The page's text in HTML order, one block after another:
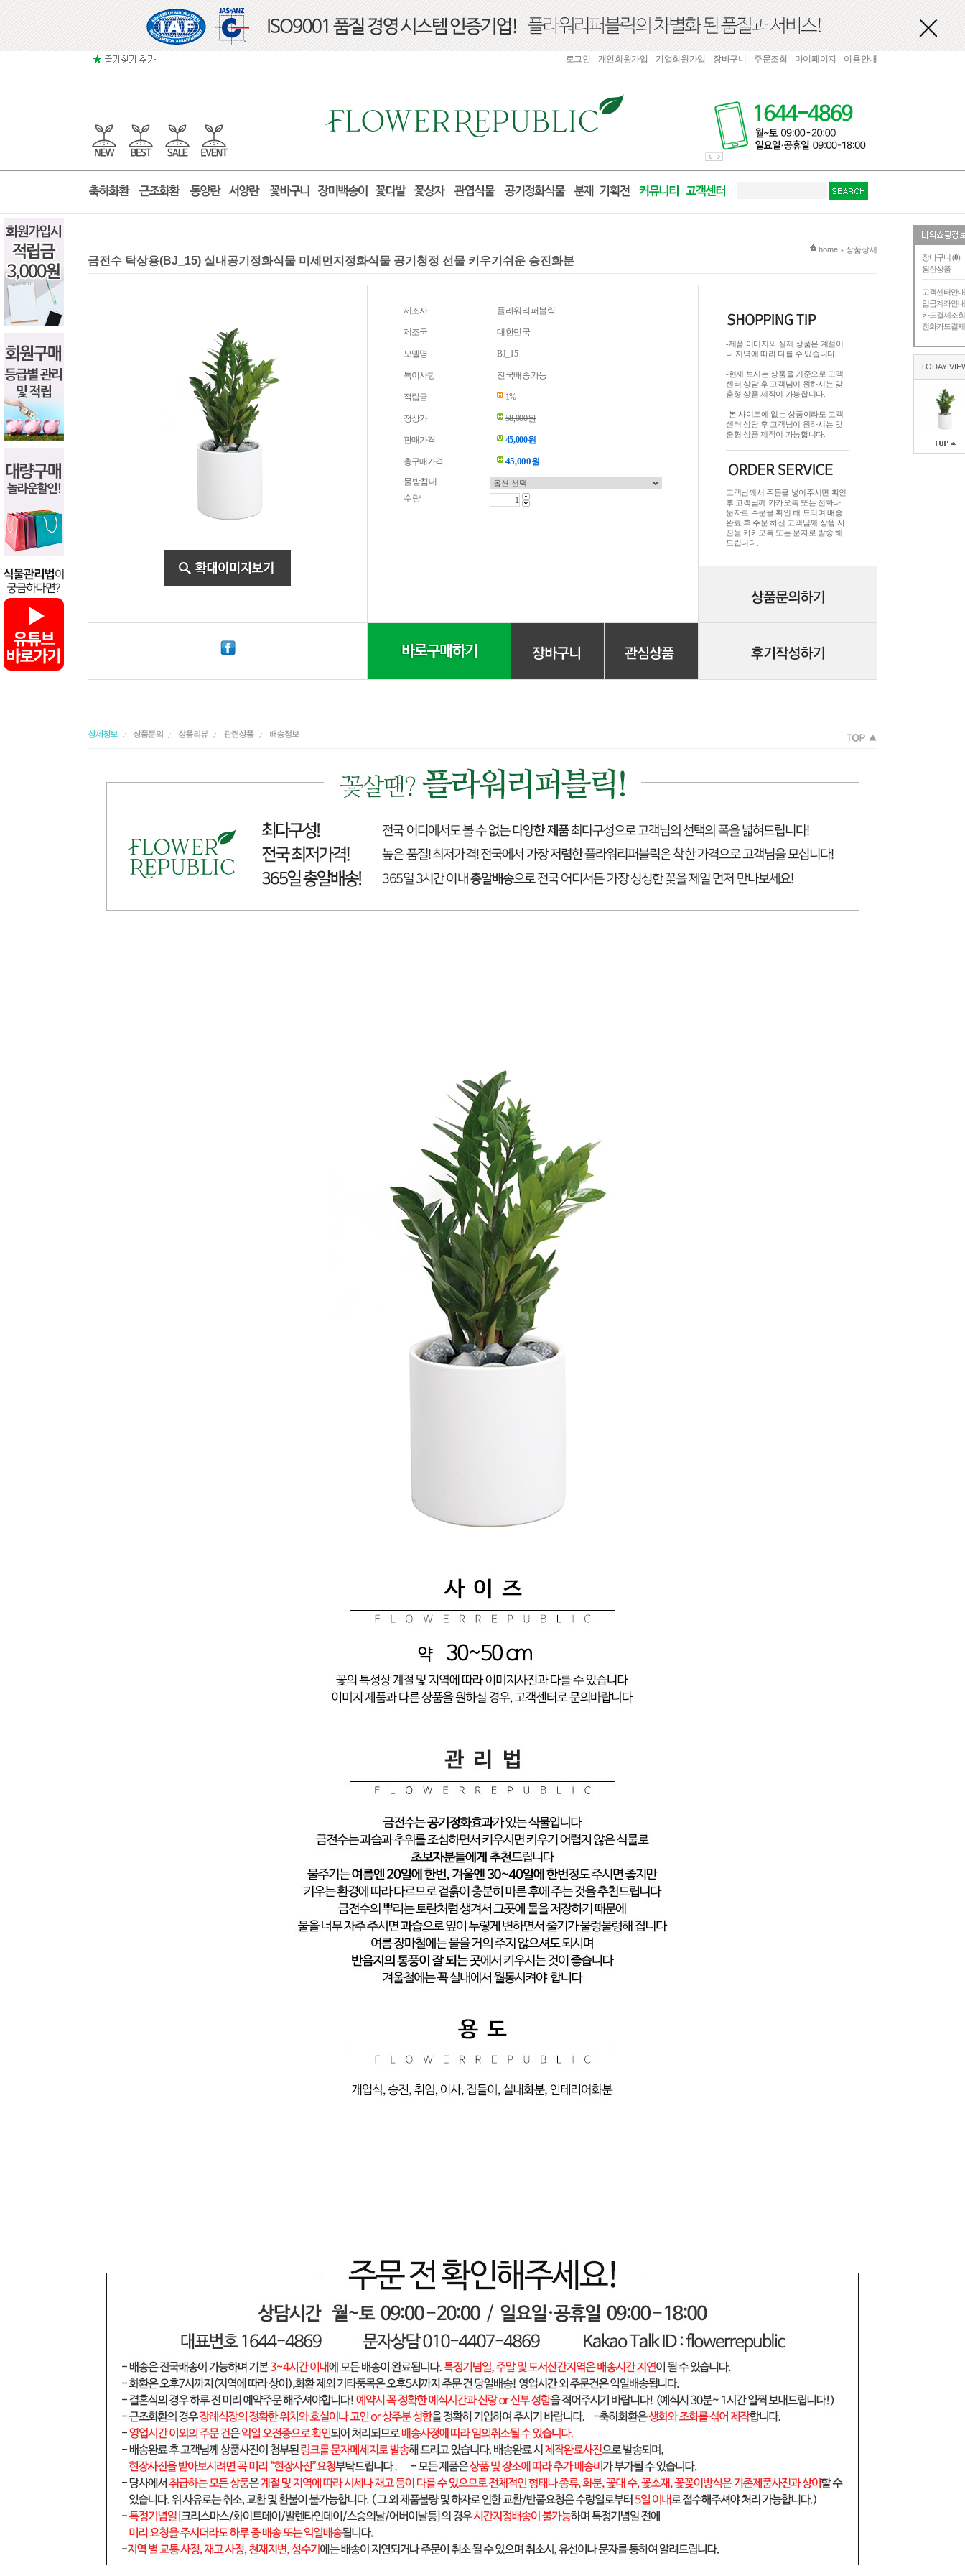
장바구니 (0)
찜한상품
고객센터안내
입금계좌안내
카드결제조회
전화카드결제
TODAY
로그인 개인회원가입 기업회원가입 장바구니 주문조회 마이페이지 이용안내
현재 위치
home > 상품상세
금전수 탁상용(BJ_15) 실내공기정화식물 미세먼지정화식물 공기청정 선물 키우기쉬운 승진화분
제조사 플라워리퍼블릭
제조국 대한민국
모델명 BJ_15
특이사항 전국배송가능
적립금 1%
정상가 58,000원
판매가격 45,000원
총구매가격 45,000원
물받침대
수량
-제품 이미지와 실제 상품은 계절이
나 지역에 따라 다를 수 있습니다.
-현재 보시는 상품을 기준으로 고객
센터 상담 후 고객님이 원하시는 맞
춤형 상품 제작이 가능합니다.
-본 사이트에 없는 상품이라도 고객
센터 상담 후 고객님이 원하시는 맞
춤형 상품 제작이 가능합니다.
고객님께서 주문을 넣어주시면 확인
후 고객님께 카카오톡 또는 전화나
문자로 주문을 확인 해 드리며.배송
완료 후 주문 하신 고객님께 상품 사
진을 카카오톡 또는 문자로 발송 해
드립니다.